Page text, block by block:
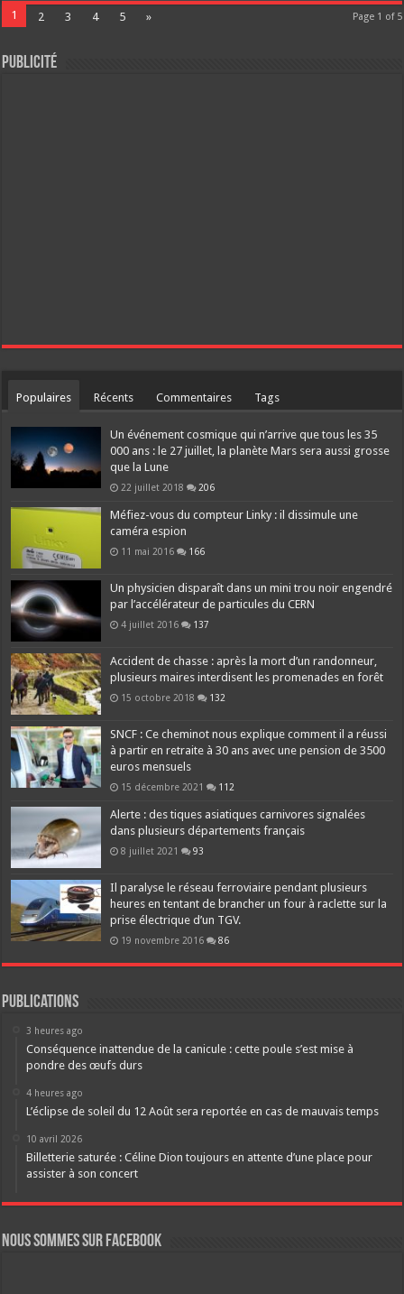
Page 1 of 5
1 2 3 4 5 »
Publicité
Populaires Récents Commentaires Tags
Un événement cosmique qui n’arrive que tous les 35
000 ans : le 27 juillet, la planète Mars sera aussi grosse
que la Lune
22 juillet 2018 206
Méfiez-vous du compteur Linky : il dissimule une
caméra espion
11 mai 2016 166
Un physicien disparaît dans un mini trou noir engendré
par l’accélérateur de particules du CERN
4 juillet 2016 137
Accident de chasse : après la mort d’un randonneur,
plusieurs maires interdisent les promenades en forêt
15 octobre 2018 132
SNCF : Ce cheminot nous explique comment il a réussi
à partir en retraite à 30 ans avec une pension de 3500
euros mensuels
15 décembre 2021 112
Alerte : des tiques asiatiques carnivores signalées
dans plusieurs départements français
8 juillet 2021 93
Il paralyse le réseau ferroviaire pendant plusieurs
heures en tentant de brancher un four à raclette sur la
prise électrique d’un TGV.
19 novembre 2016 86
Publications
3 heures ago
Conséquence inattendue de la canicule : cette poule s’est mise à
pondre des œufs durs
4 heures ago
L’éclipse de soleil du 12 Août sera reportée en cas de mauvais temps
10 avril 2026
Billetterie saturée : Céline Dion toujours en attente d’une place pour
assister à son concert
Nous sommes sur FaceBook